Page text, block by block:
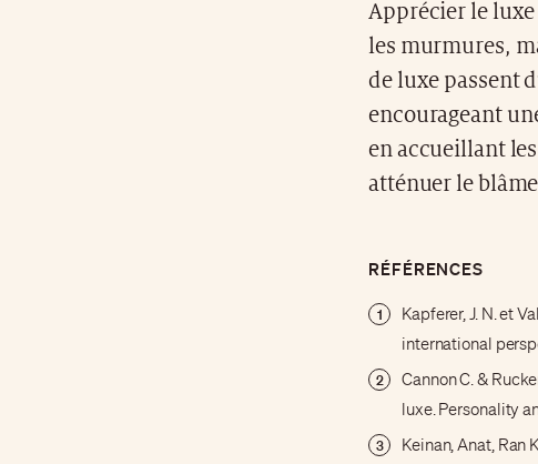
Apprécier le
les murmures,
de luxe passent
encourageant
en accueillant
atténuer le
RÉFÉRENCES
1
Kapferer, J. N. et
international
2
Cannon C. &
luxe. Personality
3
Keinan, Anat, Ran